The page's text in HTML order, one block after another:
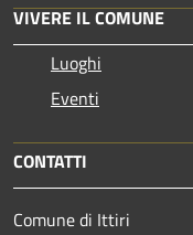
VIVERE IL COMUNE
Luoghi
Eventi
CONTATTI
Comune di Ittiri